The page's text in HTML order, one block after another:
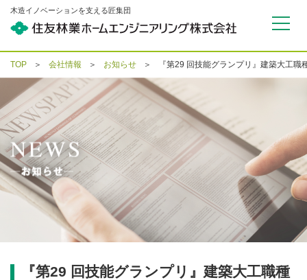
木造イノベーションを支える匠集団
TOP 会社情報 お知らせ 『第29 回技能グランプリ』建築大工
『第29 回技能グランプリ』建築大工職種